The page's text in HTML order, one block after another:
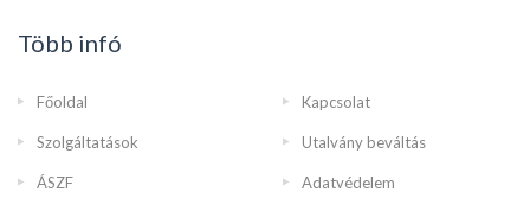
Több infó
Főoldal Kapcsolat
Szolgáltatások Utalvány beváltás
ÁSZF Adatvédelem